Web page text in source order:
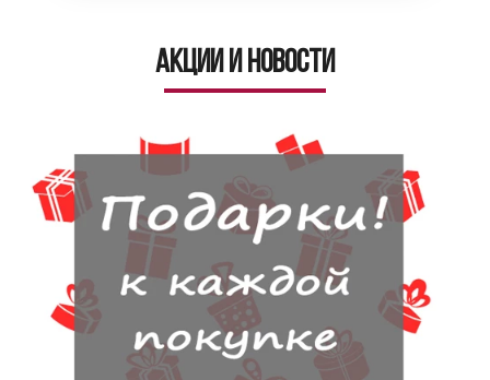
Акции и новости